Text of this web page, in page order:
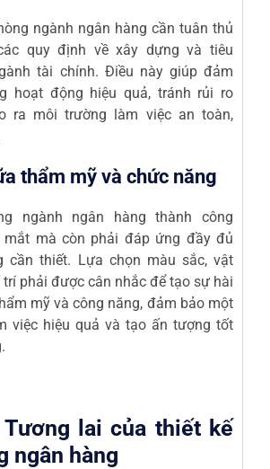
ngành ngân hàng cần tuân thủ
quy định về xây dựng và tiêu
tài chính. Điều này giúp đảm
hoạt động hiệu quả, tránh rủi ro
ra môi trường làm việc an toàn,
thẩm mỹ và chức năng
ngành ngân hàng thành công
mắt mà còn phải đáp ứng đầy đủ
cần thiết. Lựa chọn màu sắc, vật
trí phải được cân nhắc để tạo sự hài
mỹ và công năng, đảm bảo một
việc hiệu quả và tạo ấn tượng tốt
lai của thiết kế
ngân hàng